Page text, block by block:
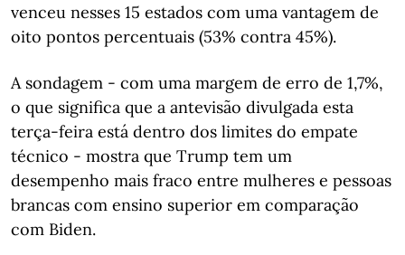
venceu nesses 15 estados com uma vantagem de
oito pontos percentuais (53% contra 45%).
A sondagem - com uma margem de erro de 1,7%,
o que significa que a antevisão divulgada esta
terça-feira está dentro dos limites do empate
técnico - mostra que Trump tem um
desempenho mais fraco entre mulheres e pessoas
brancas com ensino superior em comparação
com Biden.